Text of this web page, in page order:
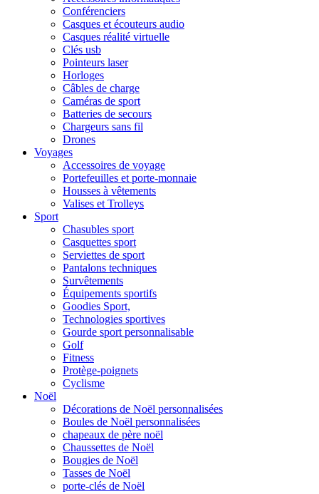
Conférenciers
Casques et écouteurs audio
Casques réalité virtuelle
Clés usb
Pointeurs laser
Horloges
Câbles de charge
Caméras de sport
Batteries de secours
Chargeurs sans fil
Drones
Voyages
Accessoires de voyage
Portefeuilles et porte-monnaie
Housses à vêtements
Valises et Trolleys
Sport
Chasubles sport
Casquettes sport
Serviettes de sport
Pantalons techniques
Survêtements
Équipements sportifs
Goodies Sport,
Technologies sportives
Gourde sport personnalisable
Golf
Fitness
Protège-poignets
Cyclisme
Noël
Décorations de Noël personnalisées
Boules de Noël personnalisées
chapeaux de père noël
Chaussettes de Noël
Bougies de Noël
Tasses de Noël
porte-clés de Noël